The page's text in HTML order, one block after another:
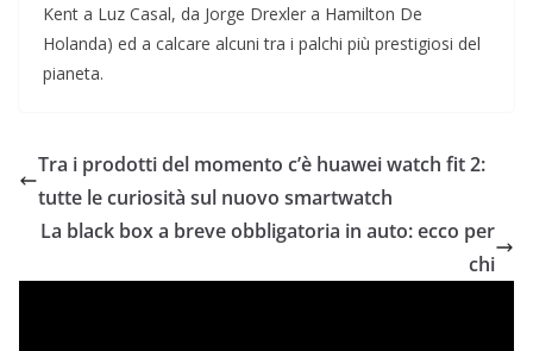
Kent a Luz Casal, da Jorge Drexler a Hamilton De
Holanda) ed a calcare alcuni tra i palchi più prestigiosi del
pianeta.
Tra i prodotti del momento c’è huawei watch fit 2:
tutte le curiosità sul nuovo smartwatch
La black box a breve obbligatoria in auto: ecco per
chi